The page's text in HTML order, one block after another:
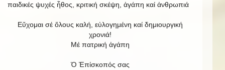
παιδικές ψυχές ἦθος, κριτική σκέψη, ἀγάπη καί ἀνθρωπιά
Εὔχομαι σέ ὅλους καλή, εὐλογημένη καί δημιουργική
χρονιά!
Μέ πατρική ἀγάπη
Ὁ Ἐπίσκοπός σας